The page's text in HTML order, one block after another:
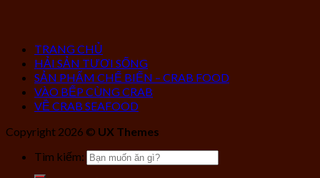
TRANG CHỦ
HẢI SẢN TƯƠI SỐNG
SẢN PHẨM CHẾ BIẾN – CRAB FOOD
VÀO BẾP CÙNG CRAB
VỀ CRAB SEAFOOD
Copyright 2026 © UX Themes
Tìm kiếm: